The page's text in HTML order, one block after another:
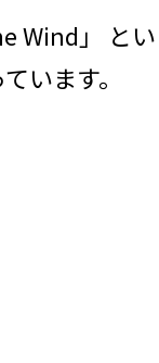
Wind」 と
います。